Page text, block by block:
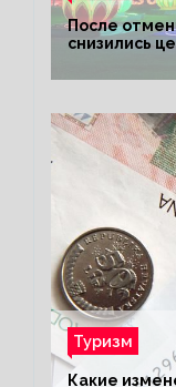
После
снизились
Туризм
Какие